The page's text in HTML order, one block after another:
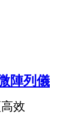
陣列儀
效